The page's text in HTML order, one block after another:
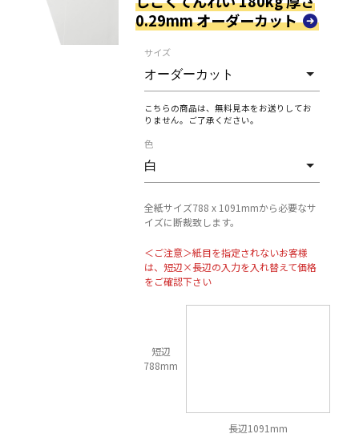
0.29mm オーダーカット
サイズ
こちらの商品は、無料見本をお送りしてお
りません。ご了承ください。
色
全紙サイズ788 x 1091mmから必要なサ
イズに断裁致します。
＜ご注意＞紙目を指定されないお客様
は、短辺×長辺の入力を入れ替えて価格
をご確認下さい
短辺
788mm
長辺1091mm